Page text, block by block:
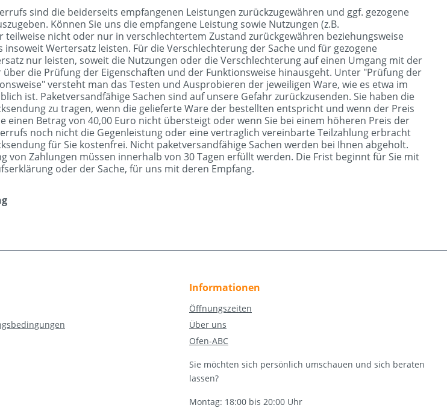
sind die beiderseits empfangenen Leistungen zurückzugewähren und ggf. gezogene
Können Sie uns die empfangene Leistung sowie Nutzungen (z.B.
teilweise nicht oder nur in verschlechtertem Zustand zurückgewähren beziehungsweise
insoweit Wertersatz leisten. Für die Verschlechterung der Sache und für gezogene
nur leisten, soweit die Nutzungen oder die Verschlechterung auf einen Umgang mit der
die Prüfung der Eigenschaften und der Funktionsweise hinausgeht. Unter "Prüfung der
versteht man das Testen und Ausprobieren der jeweiligen Ware, wie es etwa im
ist. Paketversandfähige Sachen sind auf unsere Gefahr zurückzusenden. Sie haben die
zu tragen, wenn die gelieferte Ware der bestellten entspricht und wenn der Preis
einen Betrag von 40,00 Euro nicht übersteigt oder wenn Sie bei einem höheren Preis der
noch nicht die Gegenleistung oder eine vertraglich vereinbarte Teilzahlung erbracht
für Sie kostenfrei. Nicht paketversandfähige Sachen werden bei Ihnen abgeholt.
von Zahlungen müssen innerhalb von 30 Tagen erfüllt werden. Die Frist beginnt für Sie mit
oder der Sache, für uns mit deren Empfang.
Informationen
Öffnungszeiten
Über uns
Ofen-ABC
Sie möchten sich persönlich umschauen und sich beraten
lassen?
Montag: 18:00 bis 20:00 Uhr